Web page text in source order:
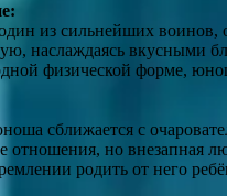
из сильнейших
наслаждаясь вкусными
физической форме,
сближается с
отношения, но
родить от него